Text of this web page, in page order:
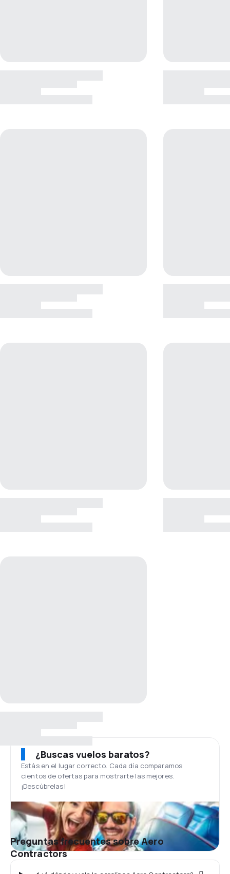
¿Buscas vuelos baratos?
Estás en el lugar correcto. Cada día comparamos
cientos de ofertas para mostrarte las mejores.
¡Descúbrelas!
Preguntas frecuentes sobre Aero
Contractors